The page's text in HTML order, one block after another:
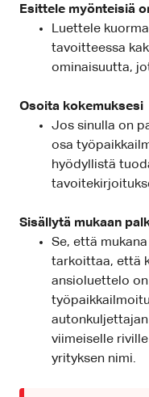
Esittele myönteisiä
Luettele
tavoitteessa
ominaisuutta,
Osoita kokemuksesi
Jos sinulla on
osa
hyödyllistä
Sisällytä mukaan
Se, että
tarkoittaa, että
ansioluettelo
viimeiselle
yrityksen nimi.